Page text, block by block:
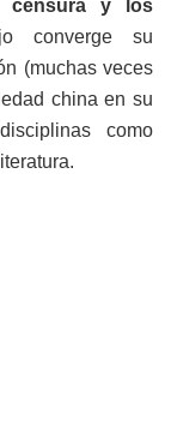
censura y los
converge su
(muchas veces
china en su
como